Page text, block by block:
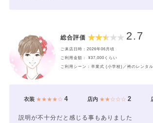
総合評価 2.7
ご来店日時：2026年06月頃
ご利用金額： ¥37,000くらい
ご利用シーン：卒業式 (小学校)／袴のレンタル
衣装★★★★☆ 4 店内★★☆☆☆ 2
説明が不十分だと感じる事もありました